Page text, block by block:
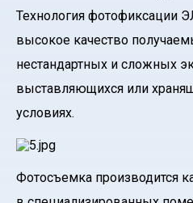
Технология фотофиксации
высокое качество
нестандартных и сложных
выставляющихся или
условиях.
Фотосъемка производится